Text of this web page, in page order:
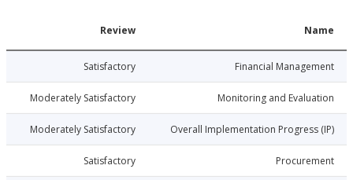
Financial
Satisfactory
Monitoring and
Moderately Satisfactory
06-04
Overall Implementation
Moderately Satisfactory
06-04
Satisfactory